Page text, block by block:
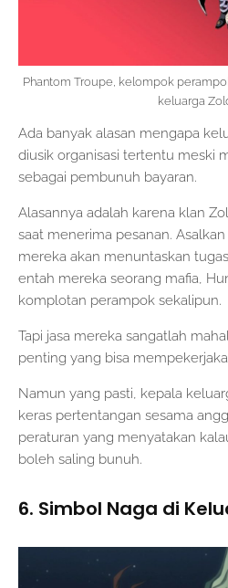
Phantom Troupe, kelompok
keluarga
Ada banyak alasan mengapa
diusik organisasi tertentu meski
sebagai pembunuh bayaran.
Alasannya adalah karena klan
saat menerima pesanan.
mereka akan menuntaskan
entah mereka seorang mafia,
komplotan perampok sekalipun.
Tapi jasa mereka sangatlah
penting yang bisa
Namun yang pasti, kepala
keras pertentangan sesama
peraturan yang menyatakan
boleh saling bunuh.
6. Simbol Naga di